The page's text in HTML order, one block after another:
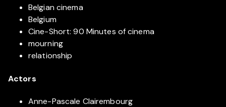
Belgian cinema
Belgium
Cine-Short: 90 Minutes of cinema
mourning
relationship
Actors
Anne-Pascale Clairembourg